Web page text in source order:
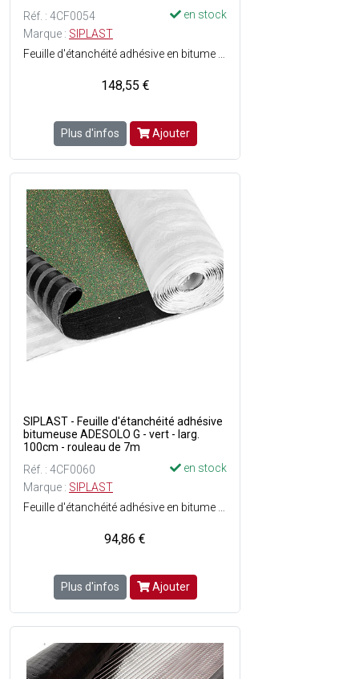
Réf. : 4CF0054
en stock
Marque : SIPLAST
148,55 €
Plus d'infos Ajouter
SIPLAST - Feuille d'étanchéité adhésive
bitumeuse ADESOLO G - vert - larg.
100cm - rouleau de 7m
Réf. : 4CF0060
en stock
Marque : SIPLAST
94,86 €
Plus d'infos Ajouter